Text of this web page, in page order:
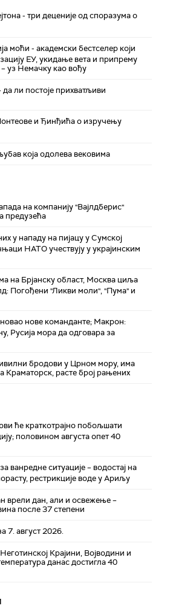
- три деценије од споразума о
моћи - академски бестселер који
ЕУ, укидање вета и припрему
уз Немачку као вођу
да ли постоје прихватљиви
и Ђинђића о изручењу
која одолева вековима
на компанију "Вајлдберис"
предузећа
у нападу на пијацу у Сумској
НАТО учествују у украјинским
на Брјанску област, Москва циља
Погођени "Ликви моли", "Пума" и
нове команданте; Макрон:
Русија мора да одговара за
бродови у Црном мору, има
Краматорск, расте број рањених
ће краткотрајно побољшати
половином августа опет 40
ванредне ситуације – водостај на
рестрикције воде у Ариљу
врели дан, али и освежење –
после 37 степени
7. август 2026.
Крајини, Војводини и
данас достигла 40